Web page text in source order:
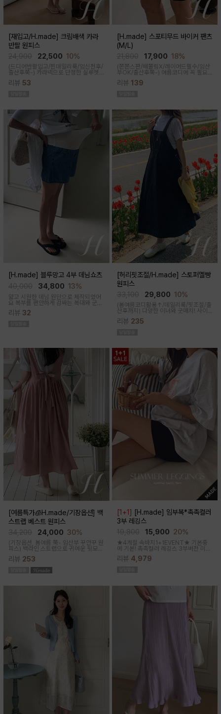
[재입고/H.made] 크림배색 카라
반팔 원피스
22,500 10%
(드디어반팔입고/찐데일리룩/임신전후/
출산후쭉-) 카라넥으로 단정한 실루엣
과 배색 디테일이 들어가면서 전체적으
로 여유있는 핏감과 미운 군살을 가려주
리뷰 53
[H.made] 스포티무드 바이커 팬츠
(M/L)
17,900 18%
(쫀쫀스판/배쫄림X/레이어드필수/임산
부OK/출산후쭉-) 여름코디에 꼭 필요
한 핫아이템, 스포티한 무드의 바이커팬
츠!쫀쫀한 다리라인과 배부분은 부드럽
리뷰 139
[H.made] 블루망고 4부 데님쇼츠
34,800 13%
얇고 시원한 데님 원단으로 제작되었어
요 복부를 편안하게 감싸는 복대와 군살
커버되는 여유핏! 사이드&뒷포켓, 노란
스티치로 실용성과 포인트를 더했어요
리뷰 32
[허리핏조절/H.made] 스토퍼멜빵
원피스
29,800 10%
(봄여름코디활용↑/데일리룩/핏조절/출
산후까지) 다양한 이너와 굿매치! 사이
캐쥬얼한 무드의 뷔스티에 원피스에요
리뷰 235
[여름특가🧊H.made/기장옵션] 백
스트랩 베스트 원피스
24,000 30%
(기장옵션, 봄여름 쭉- 임산부 꾸안꾸 원
피스) 백라인 스트랩으로 귀여운 뒷모습
으로 연출해주는 기특한 원피스, 바스락
한 소재로 착용감이 가벼워요
리뷰 253
[1+1] [H.made] 임부복*촉촉컬러
3부 레깅스
15,900 20%
★4계절 속바지1+1EVENT★ 기본중
에 기본! 촉촉컬러 레깅스 3부버전 미니
원피스나 스커트안에 쏙~사계절 내내
필수템인 3부 속바지쫀쫀한 신축성으로
리뷰 4,979